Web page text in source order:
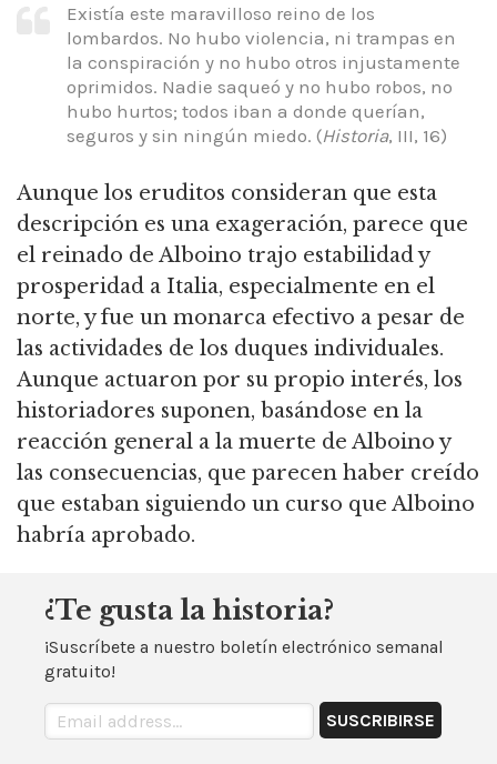
Existía este maravilloso reino de los
lombardos. No hubo violencia, ni trampas en
la conspiración y no hubo otros injustamente
oprimidos. Nadie saqueó y no hubo robos, no
hubo hurtos; todos iban a donde querían,
seguros y sin ningún miedo. (Historia, III, 16)
Aunque los eruditos consideran que esta
descripción es una exageración, parece que
el reinado de Alboino trajo estabilidad y
prosperidad a Italia, especialmente en el
norte, y fue un monarca efectivo a pesar de
las actividades de los duques individuales.
Aunque actuaron por su propio interés, los
historiadores suponen, basándose en la
reacción general a la muerte de Alboino y
las consecuencias, que parecen haber creído
que estaban siguiendo un curso que Alboino
habría aprobado.
¿Te gusta la historia?
¡Suscríbete a nuestro boletín electrónico semanal
gratuito!